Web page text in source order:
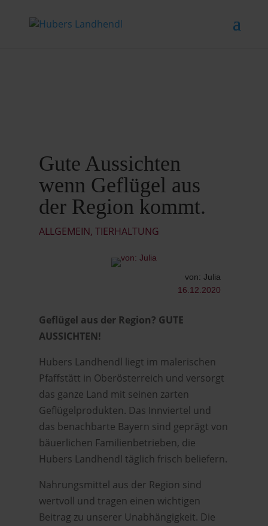
Gute Aussichten
wenn Geflügel aus
der Region kommt.
ALLGEMEIN, TIERHALTUNG
von: Julia
16.12.2020
Geflügel aus der Region? GUTE
AUSSICHTEN!
Hubers Landhendl liegt im malerischen
Pfaffstätt in Oberösterreich und versorgt
das ganze Land mit seinen zarten
Geflügelprodukten. Das Innviertel und
das benachbarte Bayern sind geprägt von
bäuerlichen Familienbetrieben, die
Hubers Landhendl täglich frisch beliefern.
Nahrungsmittel aus der Region sind
wertvoll und tragen einen wichtigen
Beitrag zu unserer Unabhängigkeit. Die